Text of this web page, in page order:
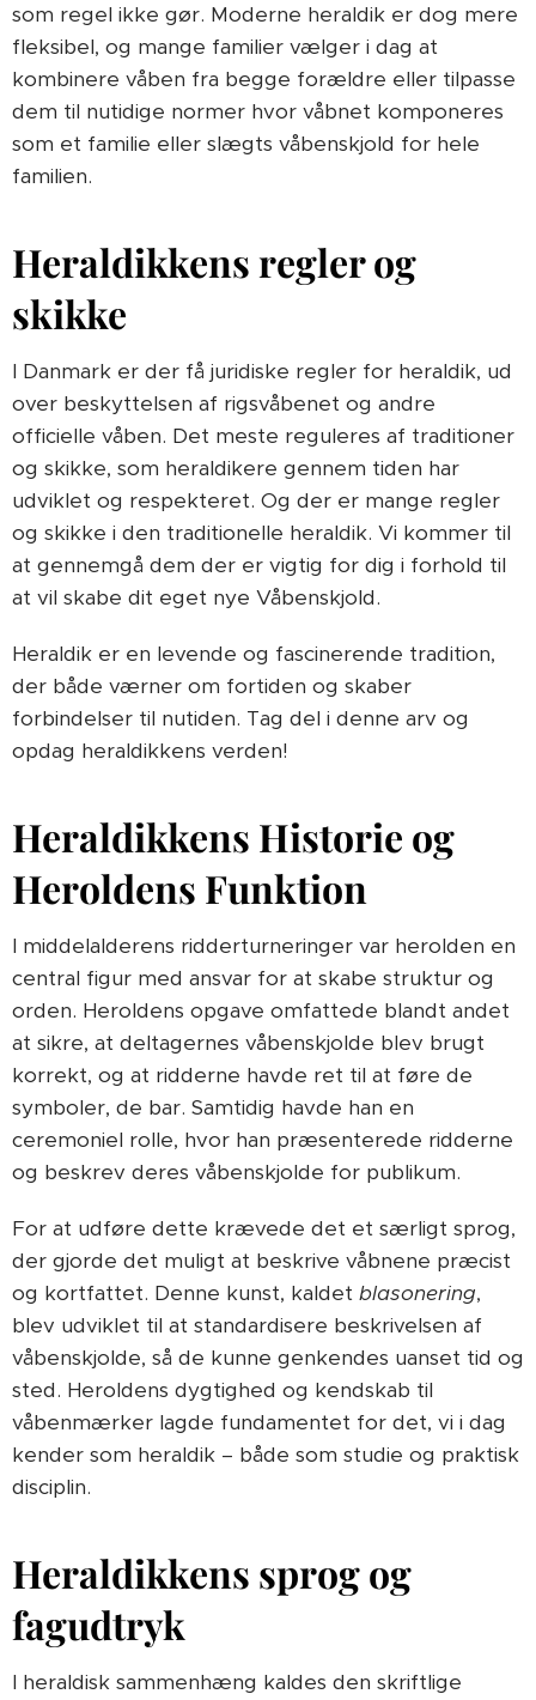
som regel ikke gør. Moderne heraldik er dog mere
fleksibel, og mange familier vælger i dag at
kombinere våben fra begge forældre eller tilpasse
dem til nutidige normer hvor våbnet komponeres
som et familie eller slægts våbenskjold for hele
familien.
Heraldikkens regler og
skikke
I Danmark er der få juridiske regler for heraldik, ud
over beskyttelsen af rigsvåbenet og andre
officielle våben. Det meste reguleres af traditioner
og skikke, som heraldikere gennem tiden har
udviklet og respekteret. Og der er mange regler
og skikke i den traditionelle heraldik. Vi kommer til
at gennemgå dem der er vigtig for dig i forhold til
at vil skabe dit eget nye Våbenskjold.
Heraldik er en levende og fascinerende tradition,
der både værner om fortiden og skaber
forbindelser til nutiden. Tag del i denne arv og
opdag heraldikkens verden!
Heraldikkens Historie og
Heroldens Funktion
I middelalderens ridderturneringer var herolden en
central figur med ansvar for at skabe struktur og
orden. Heroldens opgave omfattede blandt andet
at sikre, at deltagernes våbenskjolde blev brugt
korrekt, og at ridderne havde ret til at føre de
symboler, de bar. Samtidig havde han en
ceremoniel rolle, hvor han præsenterede ridderne
og beskrev deres våbenskjolde for publikum.
For at udføre dette krævede det et særligt sprog,
der gjorde det muligt at beskrive våbnene præcist
og kortfattet. Denne kunst, kaldet blasonering,
blev udviklet til at standardisere beskrivelsen af
våbenskjolde, så de kunne genkendes uanset tid og
sted. Heroldens dygtighed og kendskab til
våbenmærker lagde fundamentet for det, vi i dag
kender som heraldik – både som studie og praktisk
disciplin.
Heraldikkens sprog og
fagudtryk
I heraldisk sammenhæng kaldes den skriftlige